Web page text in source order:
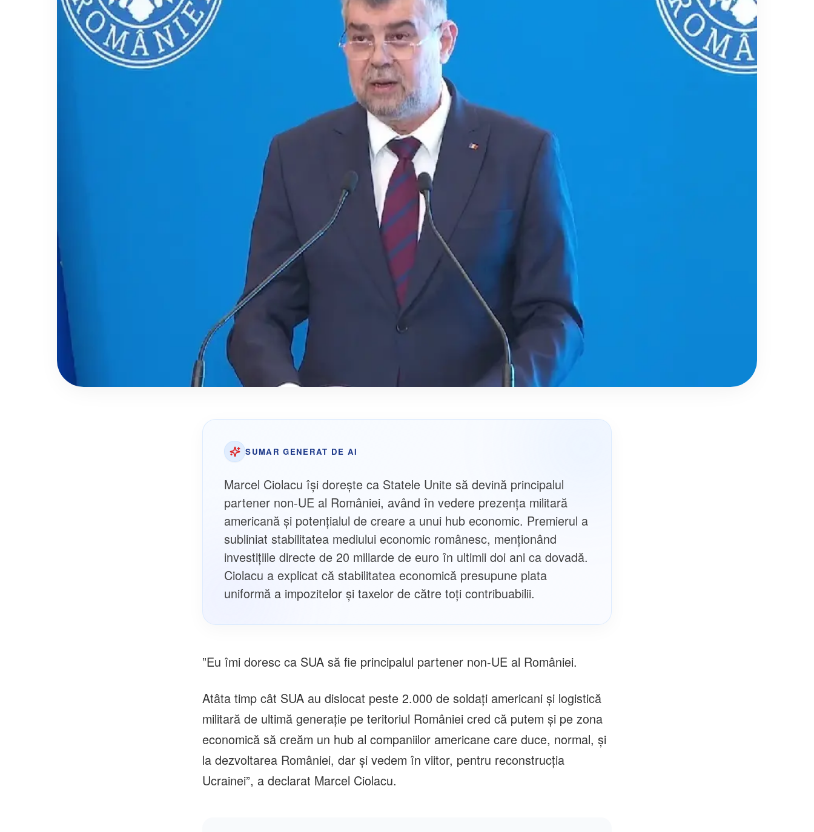
SUMAR GENERAT DE AI
Marcel Ciolacu își dorește ca Statele Unite să devină principalul
partener non-UE al României, având în vedere prezența militară
americană și potențialul de creare a unui hub economic. Premierul a
subliniat stabilitatea mediului economic românesc, menționând
investițiile directe de 20 miliarde de euro în ultimii doi ani ca dovadă.
Ciolacu a explicat că stabilitatea economică presupune plata
uniformă a impozitelor și taxelor de către toți contribuabilii.
”Eu îmi doresc ca SUA să fie principalul partener non-UE al României.
Atâta timp cât SUA au dislocat peste 2.000 de soldaţi americani şi logistică
militară de ultimă generaţie pe teritoriul României cred că putem şi pe zona
economică să creăm un hub al companiilor americane care duce, normal, şi
la dezvoltarea României, dar şi vedem în viitor, pentru reconstrucţia
Ucrainei”, a declarat Marcel Ciolacu.